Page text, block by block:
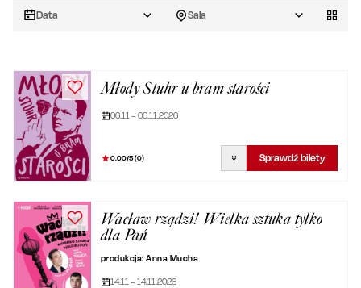
Data Sala
Młody Stuhr u bram starości
06.11 – 06.11.2026
0.00/5 (0) Sprawdź bilety
Wacław rządzi! Wielka sztuka tylko
dla Pań
produkcja: Anna Mucha
14.11 – 14.11.2026